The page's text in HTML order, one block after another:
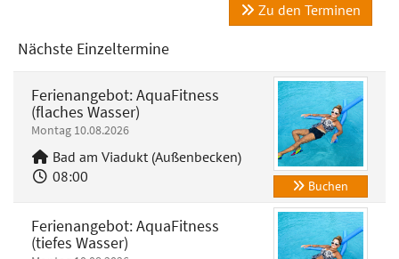
Zu den Terminen
Nächste Einzeltermine
Ferienangebot: AquaFitness
(flaches Wasser)
Montag 10.08.2026
Bad am Viadukt (Außenbecken)
08:00
Buchen
Ferienangebot: AquaFitness
(tiefes Wasser)